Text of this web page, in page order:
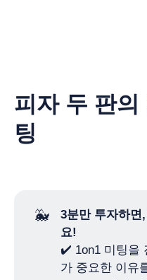
피자 두 판의
팅
🐳
3분만 투자하면
요!
✔️ 1on1 미팅을
가 중요한 이유